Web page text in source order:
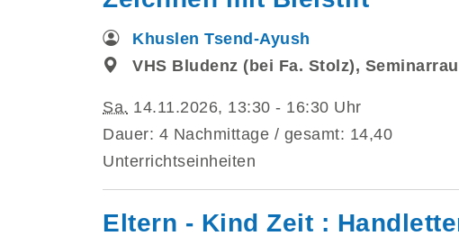
Khuslen Tsend-Ayush
VHS Bludenz (bei Fa. Stolz),
Sa. 14.11.2026, 13:30 - 16:30 Uhr
Dauer: 4 Nachmittage / gesamt: 14,40
Unterrichtseinheiten
Eltern - Kind Zeit :